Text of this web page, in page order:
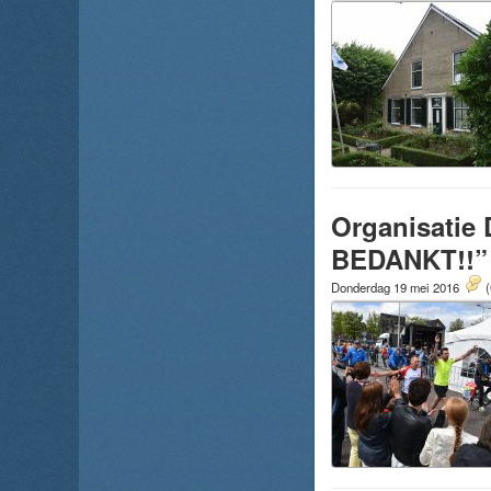
Organisatie
BEDANKT!!”
Donderdag 19 mei 2016